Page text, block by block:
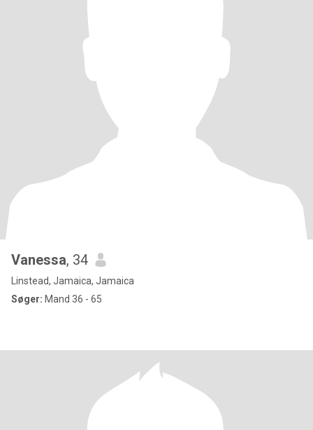
Vanessa, 34
Linstead, Jamaica, Jamaica
Søger: Mand 36 - 65